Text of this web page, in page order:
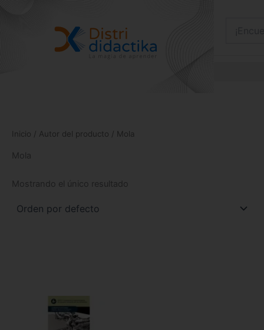
Inicio / Autor del producto / Mola
Mola
Mostrando el único resultado